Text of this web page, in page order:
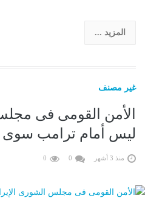
المزيد ...
غير مصنف
الأمن القومى فى
ليس أمام ترامب سوى
منذ 3 أشهر 0
0